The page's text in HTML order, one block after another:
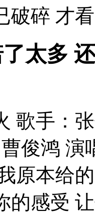
破碎 才
太多
歌手：
俊鸿 演
原本给
的感受